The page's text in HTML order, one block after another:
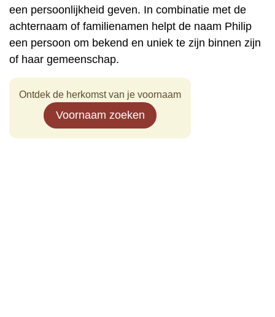
een persoonlijkheid geven. In combinatie met de
achternaam of familienamen helpt de naam Philip
een persoon om bekend en uniek te zijn binnen zijn
of haar gemeenschap.
Ontdek de herkomst van je voornaam
Voornaam zoeken